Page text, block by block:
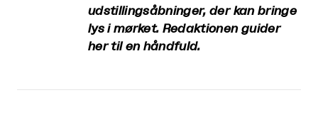
udstillingsåbninger, der kan bringe
lys i mørket. Redaktionen guider
her til en håndfuld.